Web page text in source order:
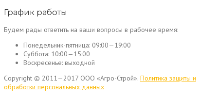
График работы
Будем рады ответить на ваши вопросы в рабочее время:
Понедельник-пятница: 09:00—19:00
Суббота: 10:00—15:00
Воскресенье: выходной
Copyright © 2011—2017 ООО «Агро-Строй». Политика защиты и
обработки персональных данных